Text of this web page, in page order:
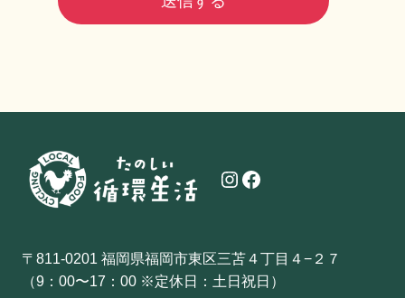
Instagram Facebook
〒811-0201 福岡県福岡市東区三苫４丁目４−２７
（9：00〜17：00 ※定休日：土日祝日）